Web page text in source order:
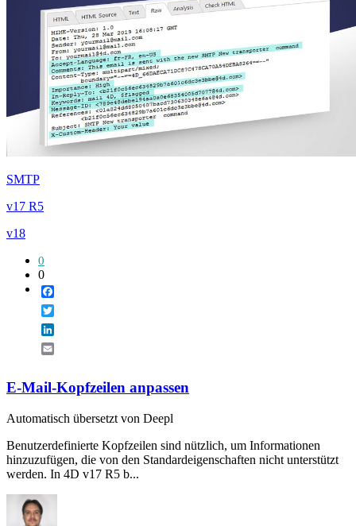
SMTP
v17 R5
v18
0
0
E-Mail-Kopfzeilen anpassen
Automatisch übersetzt von Deepl
Benutzerdefinierte Kopfzeilen sind nützlich, um Informationen
hinzuzufügen, die von den Standardeigenschaften nicht unterstützt
werden. In 4D v17 R5 b...